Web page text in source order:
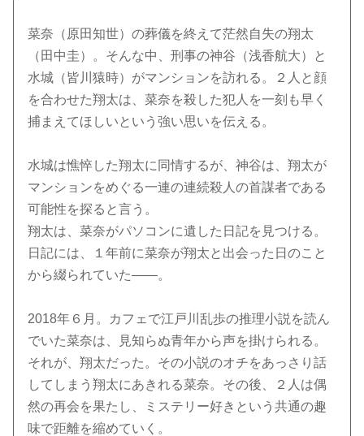
菜奈（原田知世）の葬儀を終えて茫然自失の翔太
（田中圭）。そんな中、刑事の神谷（浅香航大）と
水城（皆川猿時）がマンションを訪れる。２人と顔
を合わせた翔太は、菜奈を殺した犯人を一刻も早く
捕まえてほしいという強い思いを伝える。
水城は憔悴した翔太に同情するが、神谷は、翔太が
マンションをめぐる一連の連続殺人の首謀者である
可能性を探ると言う。
翔太は、菜奈がパソコンに遺した日記を見つける。
日記には、１年前に菜奈が翔太と出会った日のこと
から綴られていた――。
2018年６月。カフェで江戸川乱歩の推理小説を読ん
でいた菜奈は、見知らぬ青年から声を掛けられる。
それが、翔太だった。その小説のオチをあっさり話
してしまう翔太にあきれる菜奈。その後、２人は偶
然の再会を果たし、ミステリー好きという共通の趣
味で距離を縮めていく。